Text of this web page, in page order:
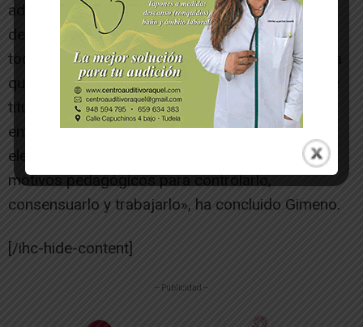
administración local para detectar al alumnado
desfavorecido, planificar la prematrícula y que
todos los centros tengan plazas reservadas para
que el alumnado se redistribuya entre centros de
titularidad pública y privada, porque nosotros
entendemos que el concepto de libertad de
elección de centro no es ilimitado y que hay
motivos pedagógicos para controlarlo,
consensuarlo y trabajarlo», ha concluido Gimeno.
[/ihc-hide-content]
-- Publicidad --